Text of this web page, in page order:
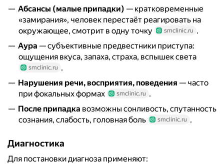
Абсансы (малые припадки) — кратковременные
«замирания», человек перестаёт реагировать на
окружающее, смотрит в одну точку
smclinic.ru .
Аура — субъективные предвестники приступа:
ощущения вкуса, запаха, страха, вспышек света
smclinic.ru .
Нарушения речи, восприятия, поведения — часто
при фокальных формах
smclinic.ru .
После припадка возможны сонливость, спутанность
сознания, слабость, головная боль
smclinic.ru .
Диагностика
Для постановки диагноза применяют: